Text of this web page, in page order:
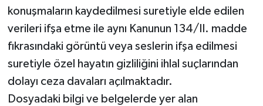
konuşmaların kaydedilmesi suretiyle elde edilen
verileri ifşa etme ile aynı Kanunun 134/II. madde
fıkrasındaki görüntü veya seslerin ifşa edilmesi
suretiyle özel hayatın gizliliğini ihlal suçlarından
dolayı ceza davaları açılmaktadır.
Dosyadaki bilgi ve belgelerde yer alan